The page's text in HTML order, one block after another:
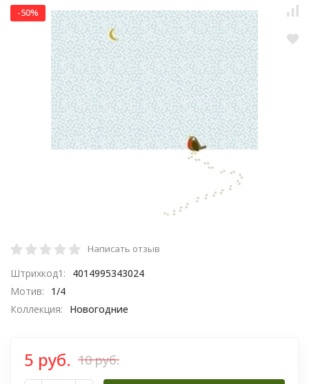
-50%
Написать отзыв
Штрихкод1:
4014995343024
Мотив:
1/4
Коллекция:
Новогодние
5 руб. 10 руб.